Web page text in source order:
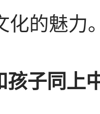
化的魅力
孩子同上